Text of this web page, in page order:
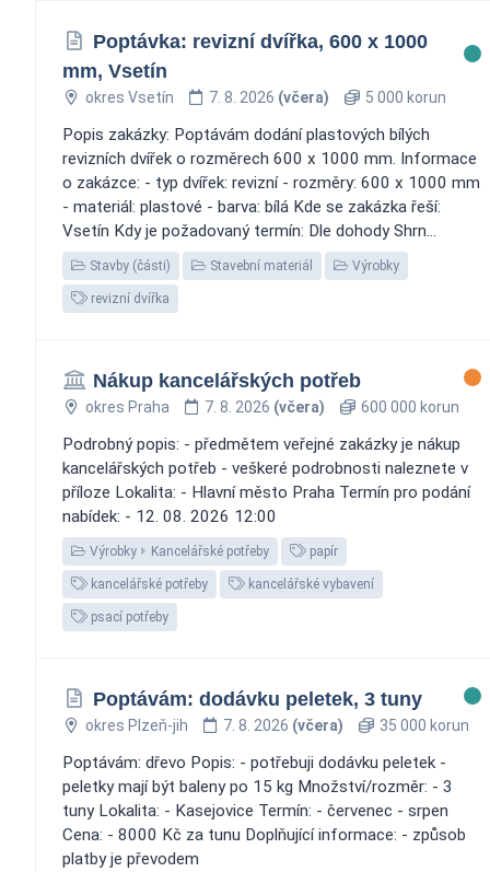
Poptávka: revizní dvířka, 600 x 1000
mm, Vsetín
okres Vsetín 7. 8. 2026 (včera) 5 000 korun
Popis zakázky: Poptávám dodání plastových bílých
revizních dvířek o rozměrech 600 x 1000 mm. Informace
o zakázce: - typ dvířek: revizní - rozměry: 600 x 1000 mm
- materiál: plastové - barva: bílá Kde se zakázka řeší:
Vsetín Kdy je požadovaný termín: Dle dohody Shrn...
Stavby (části) Stavební materiál Výrobky
revizní dvířka
Nákup kancelářských potřeb
okres Praha 7. 8. 2026 (včera) 600 000 korun
Podrobný popis: - předmětem veřejné zakázky je nákup
kancelářských potřeb - veškeré podrobnosti naleznete v
příloze Lokalita: - Hlavní město Praha Termín pro podání
nabídek: - 12. 08. 2026 12:00
Výrobky Kancelářské potřeby papír
kancelářské potřeby kancelářské vybavení
psací potřeby
Poptávám: dodávku peletek, 3 tuny
okres Plzeň-jih 7. 8. 2026 (včera) 35 000 korun
Poptávám: dřevo Popis: - potřebuji dodávku peletek -
peletky mají být baleny po 15 kg Množství/rozměr: - 3
tuny Lokalita: - Kasejovice Termín: - červenec - srpen
Cena: - 8000 Kč za tunu Doplňující informace: - způsob
platby je převodem